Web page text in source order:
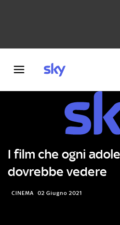
I film che ogni
dovrebbe vedere
CINEMA 02 Giugno 2021